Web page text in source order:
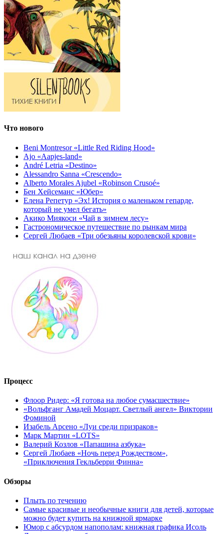
Что нового
Beni Montresor «Little Red Riding Hood»
Ajo «Aapjes-land»
André Letria «Destino»
Alessandro Sanna «Crescendo»
Alberto Morales Ajubel «Robinson Crusoé»
Бен Хейсеманс «Юбер»
Елена Репетур «Эх! История о маленьком гепарде,
который не умел бегать»
Акико Миякоси «Чай в зимнем лесу»
Гастрономическое путешествие по рынкам мира
Сергей Любаев «Три обезьяны королевской крови»
Процесс
Флоор Ридер: «Я готова на любое сумасшествие»
«Вольфганг Амадей Моцарт. Светлый ангел» Виктории
Фоминой
Изабель Арсено «Луи среди призраков»
Марк Мартин «LOTS»
Валерий Козлов «Папашина азбука»
Сергей Любаев «Ночь перед Рождеством»,
«Приключения Гекльберри Финна»
Обзоры
Плыть по течению
Самые красивые и необычные книги для детей, которые
можно будет купить на книжной ярмарке
Юмор с абсурдом напополам: книжная графика Исоль